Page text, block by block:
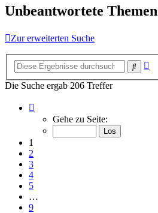
Unbeantwortete Themen
Zur erweiterten Suche
Suche
Die Suche ergab 206 Treffer
von
Gehe zu Seite:
1
2
3
4
5
…
9